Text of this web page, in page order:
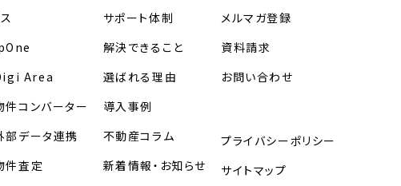
Area
件コンバーター
部データ連携
件査定
サポート体制
解決できること
選ばれる理由
導入事例
不動産コラム
新着情報・お知らせ
メルマガ登録
資料請求
お問い合わせ
プライバシーポリシー
サイトマップ